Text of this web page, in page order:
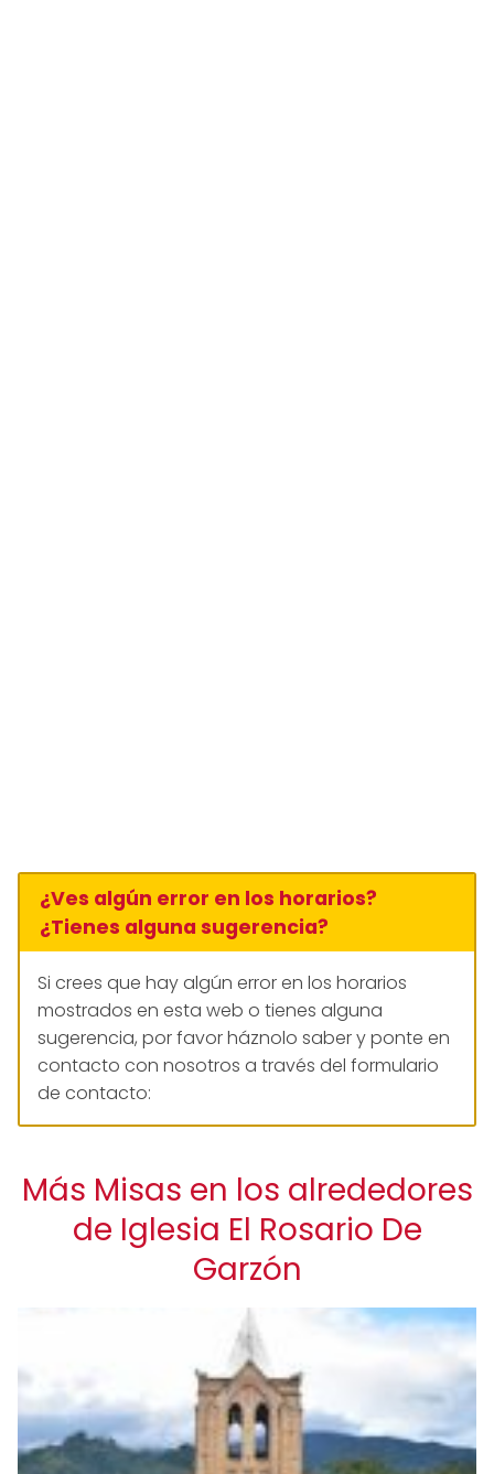
¿Ves algún error en los horarios?
¿Tienes alguna sugerencia?
Si crees que hay algún error en los horarios
mostrados en esta web o tienes alguna
sugerencia, por favor háznolo saber y ponte en
contacto con nosotros a través del formulario
de contacto:
Más Misas en los alrededores
de Iglesia El Rosario De
Garzón